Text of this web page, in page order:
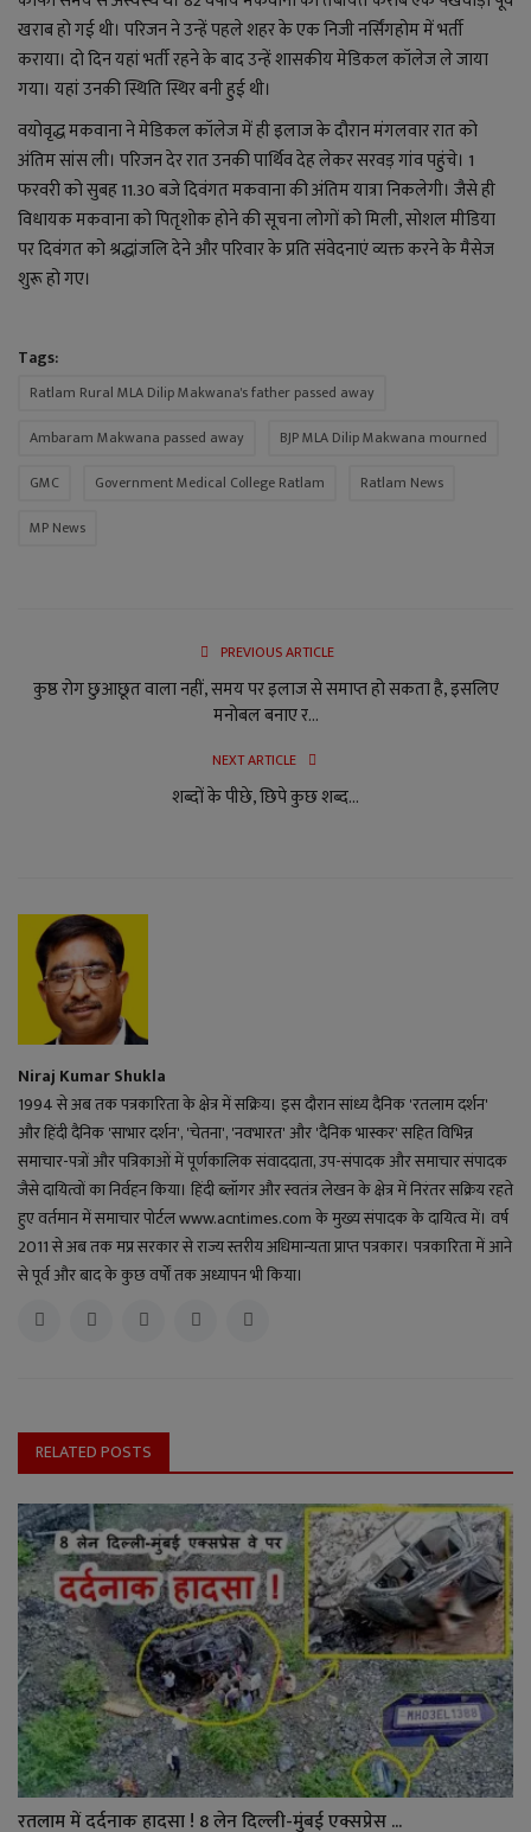
Language
खराब हो गई थी। परिजन ने उन्हें पहले शहर के एक निजी नर्सिंगहोम में भर्ती
कराया। दो दिन यहां भर्ती रहने के बाद उन्हें शासकीय मेडिकल कॉलेज ले जाया
गया। यहां उनकी स्थिति स्थिर बनी हुई थी।
वयोवृद्ध मकवाना ने मेडिकल कॉलेज में ही इलाज के दौरान मंगलवार रात को
अंतिम सांस ली। परिजन देर रात उनकी पार्थिव देह लेकर सरवड़ गांव पहुंचे। 1
फरवरी को सुबह 11.30 बजे दिवंगत मकवाना की अंतिम यात्रा निकलेगी। जैसे ही
विधायक मकवाना को पितृशोक होने की सूचना लोगों को मिली, सोशल मीडिया
पर दिवंगत को श्रद्धांजलि देने और परिवार के प्रति संवेदनाएं व्यक्त करने के मैसेज
शुरू हो गए।
Tags:
Ratlam Rural MLA Dilip Makwana's father passed away
Ambaram Makwana passed away
BJP MLA Dilip Makwana mourned
GMC
Government Medical College Ratlam
Ratlam News
MP News
PREVIOUS ARTICLE
कुष्ठ रोग छुआछूत वाला नहीं, समय पर इलाज से समाप्त हो सकता है, इसलिए
मनोबल बनाए र...
NEXT ARTICLE
शब्दों के पीछे, छिपे कुछ शब्द…
Niraj Kumar Shukla
1994 से अब तक पत्रकारिता के क्षेत्र में सक्रिय। इस दौरान सांध्य दैनिक 'रतलाम दर्शन'
और हिंदी दैनिक 'साभार दर्शन', 'चेतना', 'नवभारत' और 'दैनिक भास्कर' सहित विभिन्न
समाचार-पत्रों और पत्रिकाओं में पूर्णकालिक संवाददाता, उप-संपादक और समाचार संपादक
जैसे दायित्वों का निर्वहन किया। हिंदी ब्लॉगर और स्वतंत्र लेखन के क्षेत्र में निरंतर सक्रिय रहते
हुए वर्तमान में समाचार पोर्टल www.acntimes.com के मुख्य संपादक के दायित्व में। वर्ष
2011 से अब तक मप्र सरकार से राज्य स्तरीय अधिमान्यता प्राप्त पत्रकार। पत्रकारिता में आने
से पूर्व और बाद के कुछ वर्षों तक अध्यापन भी किया।
RELATED POSTS
रतलाम में दर्दनाक हादसा ! 8 लेन दिल्ली-मुंबई एक्सप्रेस ...